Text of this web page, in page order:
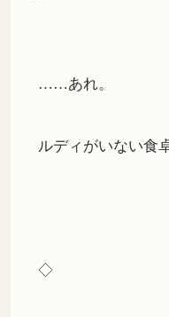
……あれ。
ルディがいない食
◇